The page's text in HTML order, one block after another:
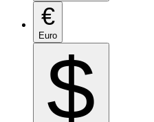
€
Euro
$